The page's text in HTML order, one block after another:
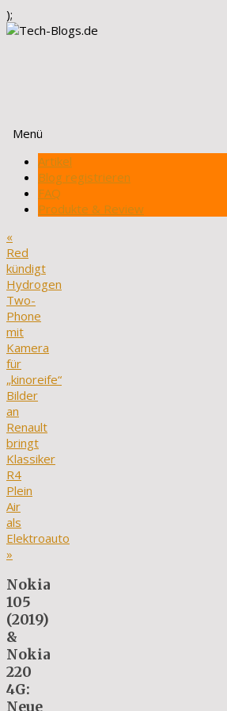
);
Menü
Zum
Inhalt
springen
Artikel
Blog registrieren
FAQ
Produkte & Review
«
Red
kündigt
Hydrogen
Two-
Phone
mit
Kamera
für
„kinoreife“
Bilder
an
Renault
bringt
Klassiker
R4
Plein
Air
als
Elektroauto
»
Nokia
105
(2019)
&
Nokia
220
4G:
Neue